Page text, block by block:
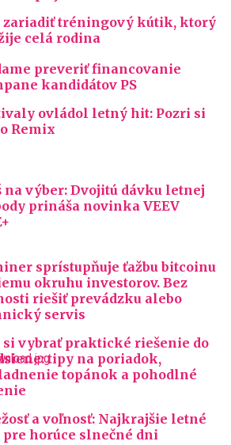
zariadiť tréningový kútik, ktorý
celá rodina
preveriť financovanie
kandidátov PS
ovládol letný hit: Pozri si
Remix
na výber: Dvojitú dávku letnej
prináša novinka VEEV
sprístupňuje ťažbu bitcoinu
okruhu investorov. Bez
riešiť prevádzku alebo
servis
si vybrať praktické riešenie do
tipy na poriadok,
topánok a pohodlné
a voľnosť: Najkrajšie letné
pre horúce slnečné dni